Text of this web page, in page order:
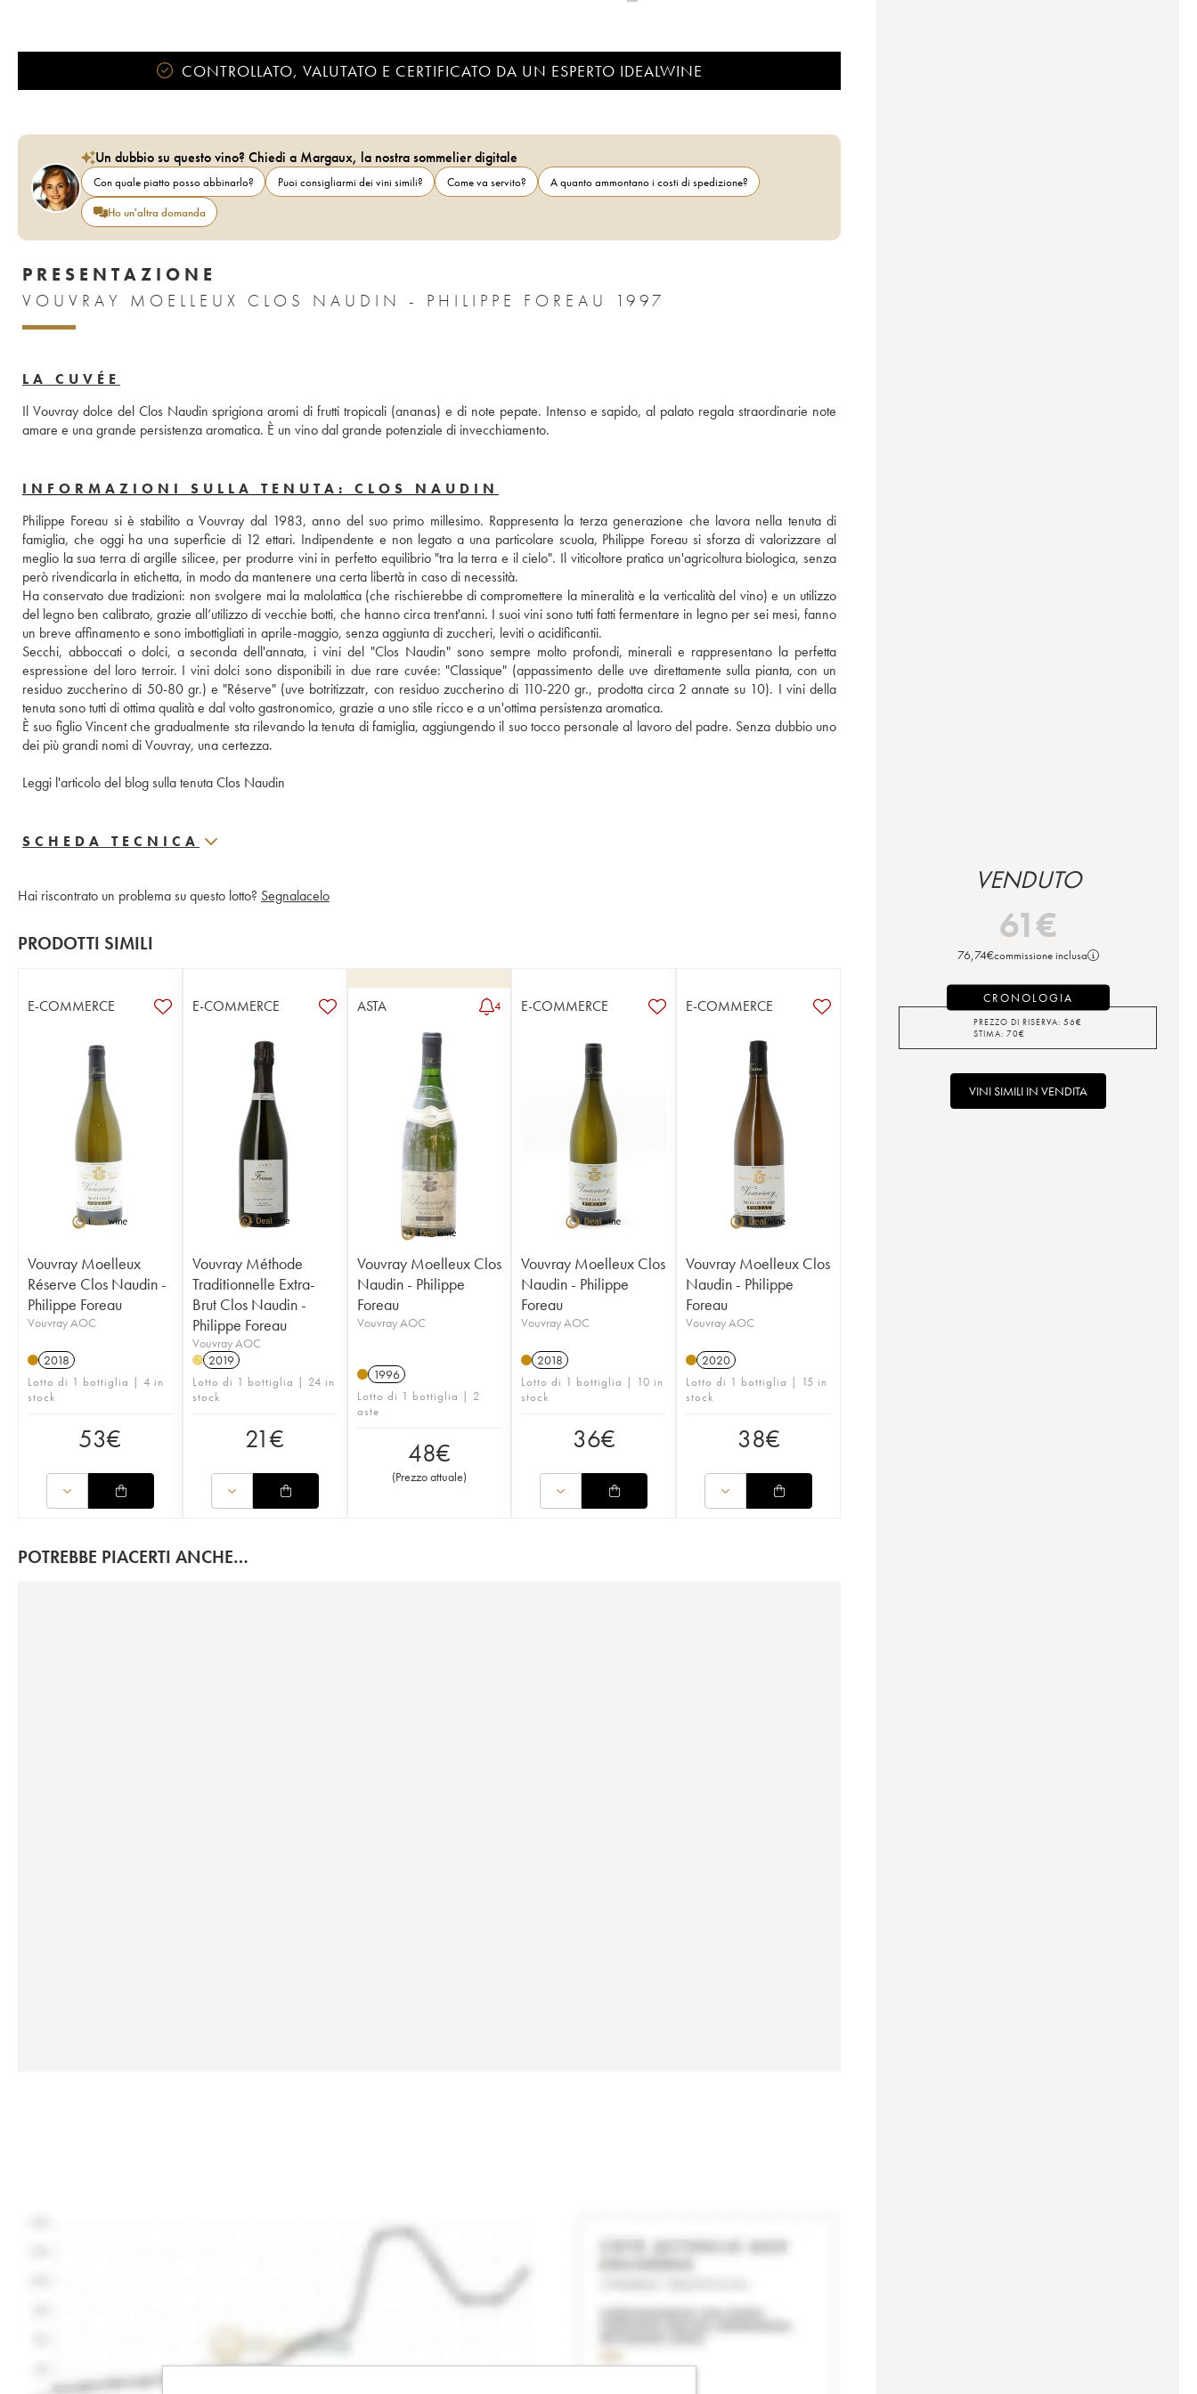
CONTROLLATO, VALUTATO E CERTIFICATO DA UN ESPERTO IDEALWINE
Un dubbio su questo vino? Chiedi a Margaux, la nostra sommelier digitale
Con quale piatto posso abbinarlo? Puoi consigliarmi dei vini simili? Come va servito?
A quanto ammontano i costi di spedizione?
Ho un'altra domanda
PRESENTAZIONE
VOUVRAY MOELLEUX CLOS NAUDIN - PHILIPPE FOREAU 1997
LA CUVÉE
Il Vouvray dolce del Clos Naudin sprigiona aromi di frutti tropicali (ananas) e di note pepate. Intenso e sapido, al palato regala straordinarie note
amare e una grande persistenza aromatica. È un vino dal grande potenziale di invecchiamento.
INFORMAZIONI SULLA TENUTA: CLOS NAUDIN
Philippe Foreau si è stabilito a Vouvray dal 1983, anno del suo primo millesimo. Rappresenta la terza generazione che lavora nella tenuta di
famiglia, che oggi ha una superficie di 12 ettari. Indipendente e non legato a una particolare scuola, Philippe Foreau si sforza di valorizzare al
meglio la sua terra di argille silicee, per produrre vini in perfetto equilibrio "tra la terra e il cielo". Il viticoltore pratica un'agricoltura biologica, senza
però rivendicarla in etichetta, in modo da mantenere una certa libertà in caso di necessità.
Ha conservato due tradizioni: non svolgere mai la malolattica (che rischierebbe di compromettere la mineralità e la verticalità del vino) e un utilizzo
del legno ben calibrato, grazie all’utilizzo di vecchie botti, che hanno circa trent'anni. I suoi vini sono tutti fatti fermentare in legno per sei mesi, fanno
un breve affinamento e sono imbottigliati in aprile-maggio, senza aggiunta di zuccheri, leviti o acidificantii.
Secchi, abboccati o dolci, a seconda dell'annata, i vini del "Clos Naudin" sono sempre molto profondi, minerali e rappresentano la perfetta
espressione del loro terroir. I vini dolci sono disponibili in due rare cuvée: "Classique" (appassimento delle uve direttamente sulla pianta, con un
residuo zuccherino di 50-80 gr.) e "Réserve" (uve botritizzatr, con residuo zuccherino di 110-220 gr., prodotta circa 2 annate su 10). I vini della
tenuta sono tutti di ottima qualità e dal volto gastronomico, grazie a uno stile ricco e a un'ottima persistenza aromatica.
È suo figlio Vincent che gradualmente sta rilevando la tenuta di famiglia, aggiungendo il suo tocco personale al lavoro del padre. Senza dubbio uno
dei più grandi nomi di Vouvray, una certezza.
Leggi l'articolo del blog sulla tenuta Clos Naudin
SCHEDA TECNICA
Hai riscontrato un problema su questo lotto? Segnalacelo
PRODOTTI SIMILI
E-COMMERCE
Vouvray Moelleux
Réserve Clos Naudin -
Philippe Foreau
Vouvray AOC
2018
Lotto di 1 bottiglia | 4 in
stock
53€
E-COMMERCE
Vouvray Méthode
Traditionnelle Extra-
Brut Clos Naudin -
Philippe Foreau
Vouvray AOC
H 2019
Lotto di 1 bottiglia | 24 in
stock
21€
ASTA 4
Vouvray Moelleux Clos
Naudin - Philippe
Foreau
Vouvray AOC
1996
Lotto di 1 bottiglia | 2
aste
48€
(Prezzo attuale)
E-COMMERCE
Vouvray Moelleux Clos
Naudin - Philippe
Foreau
Vouvray AOC
2018
Lotto di 1 bottiglia | 10 in
stock
36€
E-COMMERCE
Vouvray Moelleux Clos
Naudin - Philippe
Foreau
Vouvray AOC
2020
Lotto di 1 bottiglia | 15 in
stock
38€
POTREBBE PIACERTI ANCHE…
VENDUTO
61€
76,74€commissione inclusa
CRONOLOGIA
PREZZO DI RISERVA: 56€
STIMA: 70€
VINI SIMILI IN VENDITA